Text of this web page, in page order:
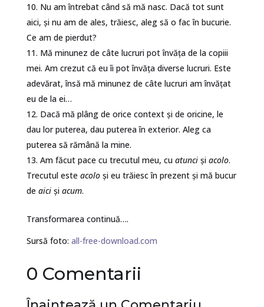
Nu am întrebat când să mă nasc. Dacă tot sunt
aici, și nu am de ales, trăiesc, aleg să o fac în bucurie.
Ce am de pierdut?
Mă minunez de câte lucruri pot învăța de la copiii
mei. Am crezut că eu îi pot învăța diverse lucruri. Este
adevărat, însă mă minunez de câte lucruri am învățat
eu de la ei…
Dacă mă plâng de orice context și de oricine, le
dau lor puterea, dau puterea în exterior. Aleg ca
puterea să rămână la mine.
Am făcut pace cu trecutul meu, cu atunciși acolo.
Trecutul este acoloși eu trăiesc în prezent și mă bucur
de aiciși acum.
Transformarea continuă….
Sursă foto: all-free-download.com
0 Comentarii